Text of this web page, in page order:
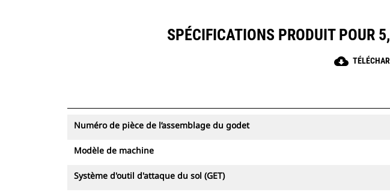
SPÉCIFICATIONS PRODUIT POUR
cloud_download
Numéro de pièce de l’assemblage du godet
Modèle de machine
Système d'outil d'attaque du sol (GET)